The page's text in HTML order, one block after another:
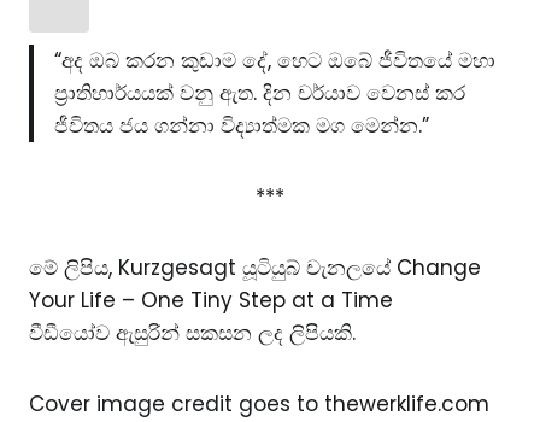
“අද ඔබ කරන කුඩාම දේ, හෙට ඔබේ ජීවිතයේ මහා
ප්‍රාතිහාර්යයක් වනු ඇත. දින චර්යාව වෙනස් කර
ජීවිතය ජය ගන්නා විද්‍යාත්මක මග මෙන්න.”
***
මේ ලිපිය, Kurzgesagt යූටියුබ් චැනලයේ Change
Your Life – One Tiny Step at a Time
වීඩීයෝව ඇසුරින් සකසන ලද ලිපියකි.
Cover image credit goes to thewerklife.com